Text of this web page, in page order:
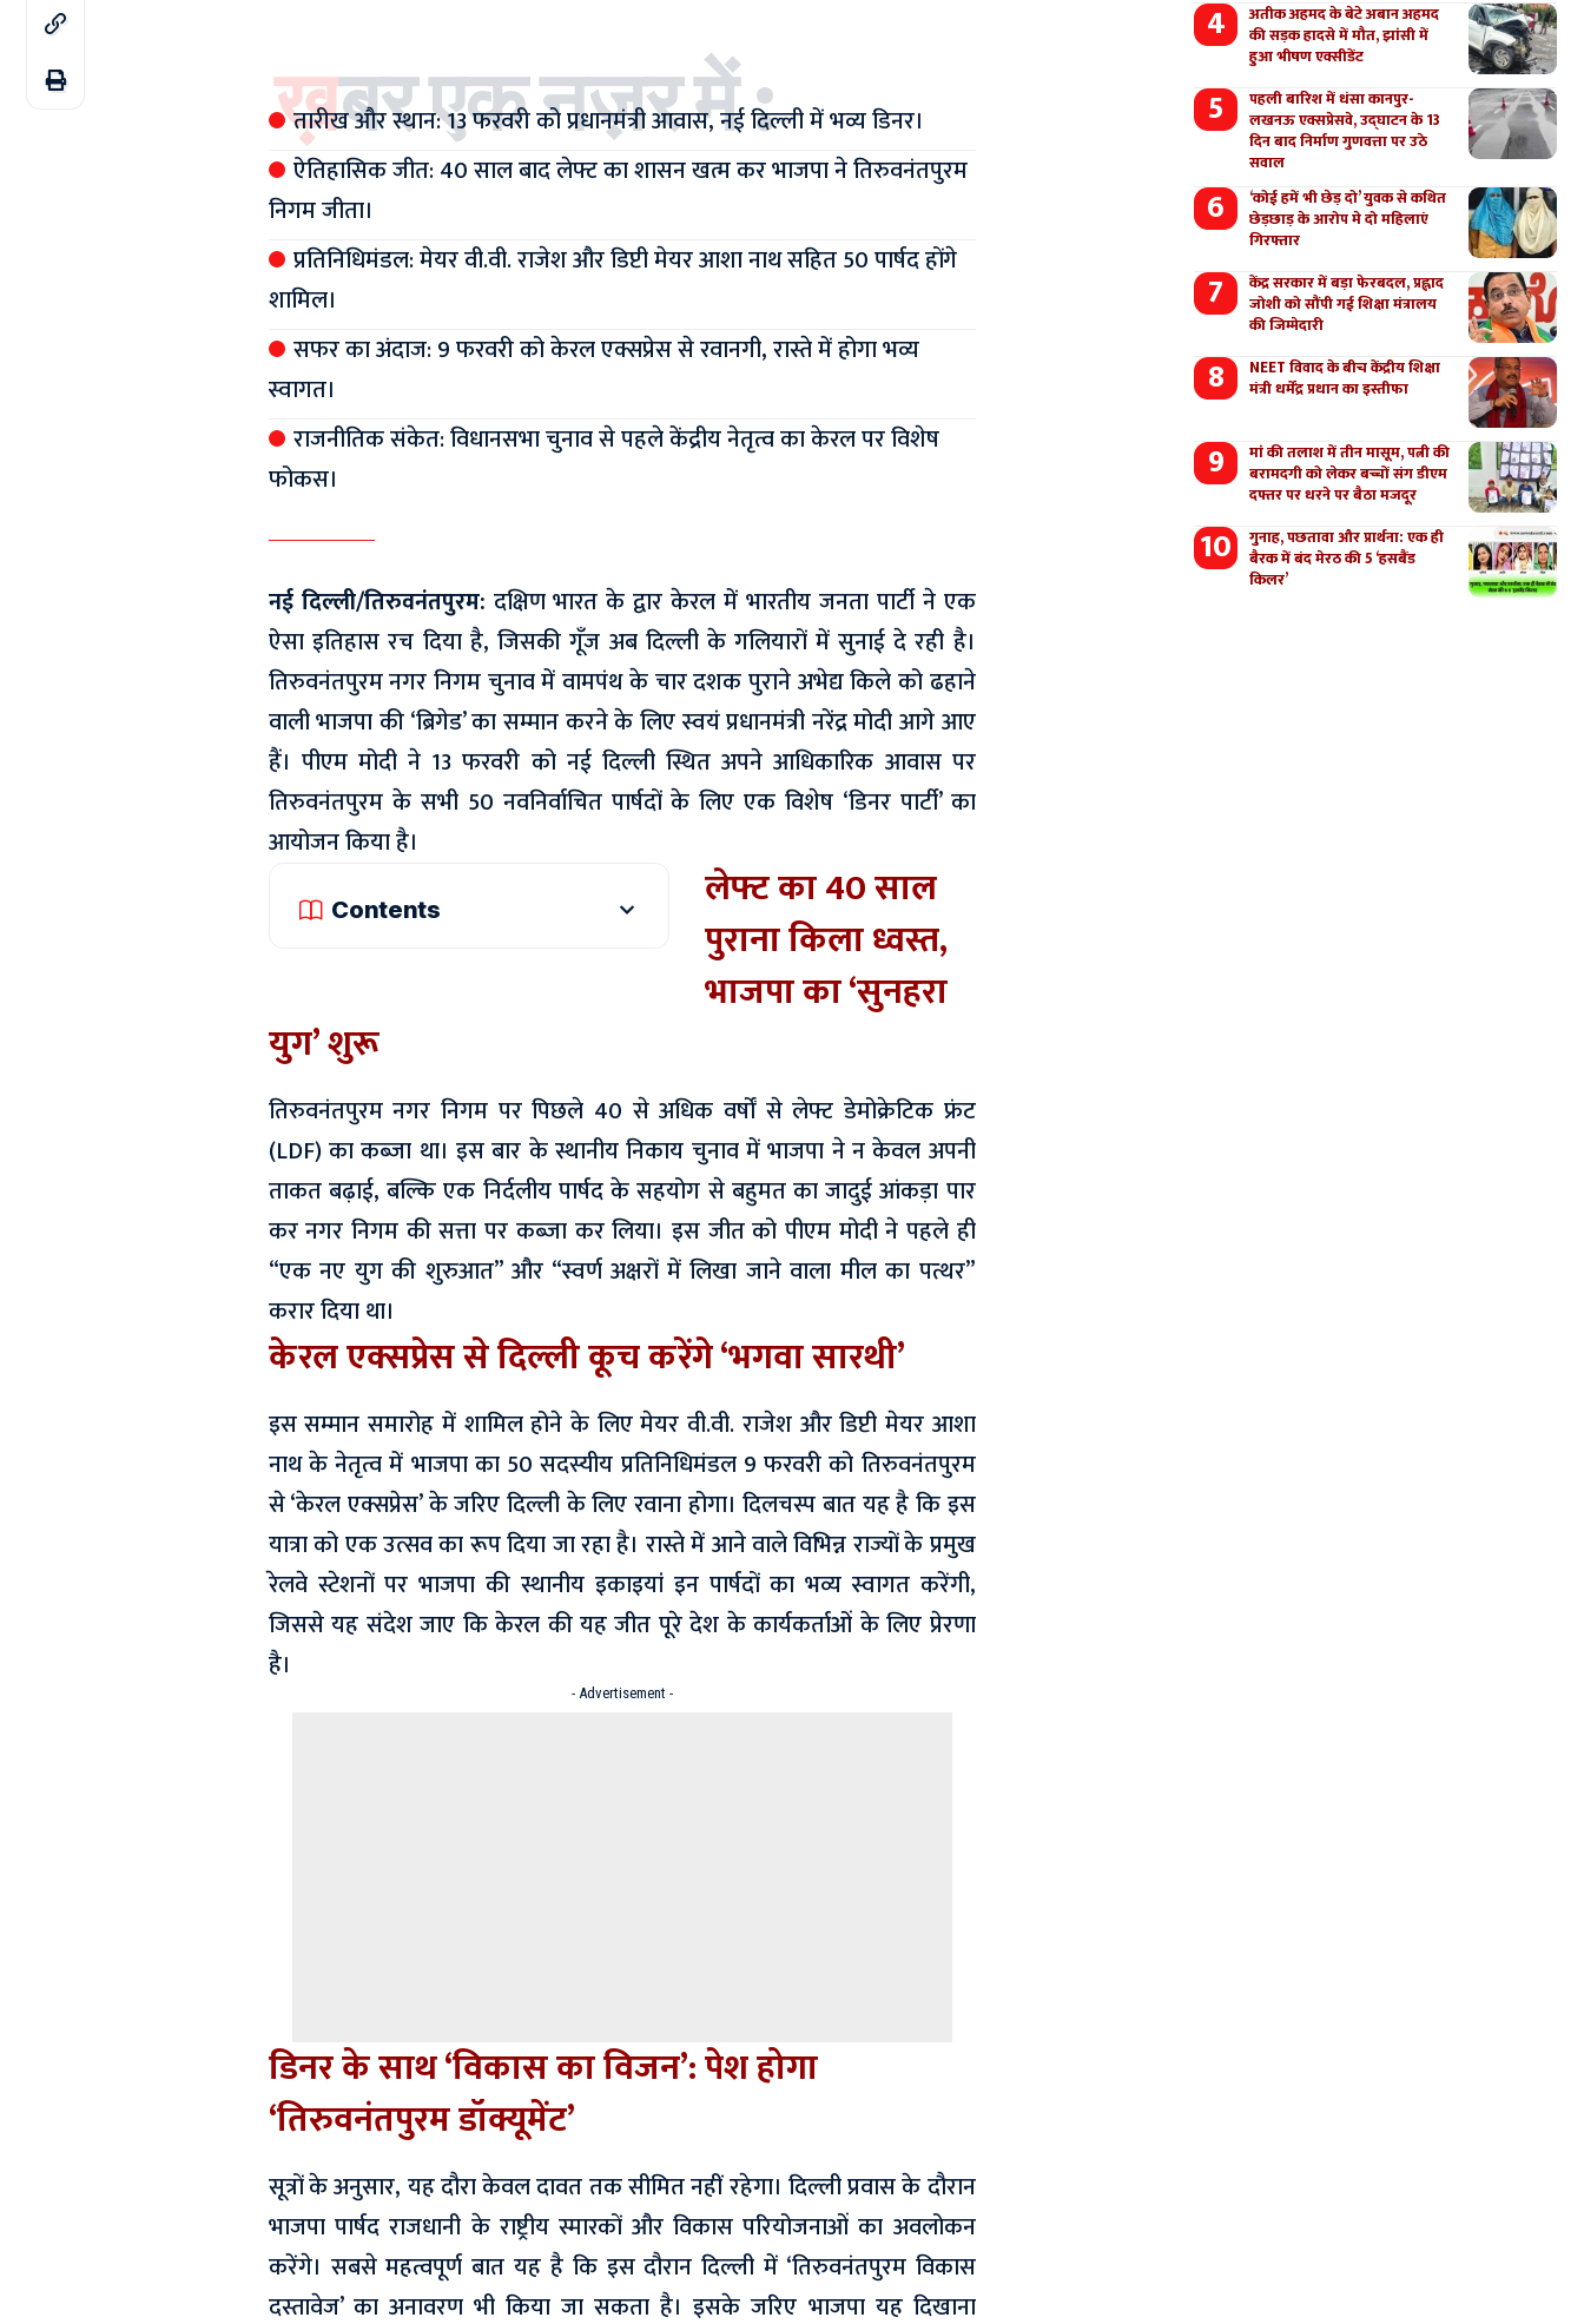
ख़बर एक नज़र में :
तारीख और स्थान: 13 फरवरी को प्रधानमंत्री आवास, नई दिल्ली में भव्य डिनर।
ऐतिहासिक जीत: 40 साल बाद लेफ्ट का शासन खत्म कर भाजपा ने तिरुवनंतपुरम
निगम जीता।
प्रतिनिधिमंडल: मेयर वी.वी. राजेश और डिप्टी मेयर आशा नाथ सहित 50 पार्षद होंगे
शामिल।
सफर का अंदाज: 9 फरवरी को केरल एक्सप्रेस से रवानगी, रास्ते में होगा भव्य
स्वागत।
राजनीतिक संकेत: विधानसभा चुनाव से पहले केंद्रीय नेतृत्व का केरल पर विशेष
फोकस।
नई दिल्ली/तिरुवनंतपुरम: दक्षिण भारत के द्वार केरल में भारतीय जनता पार्टी ने एक
ऐसा इतिहास रच दिया है, जिसकी गूँज अब दिल्ली के गलियारों में सुनाई दे रही है।
तिरुवनंतपुरम नगर निगम चुनाव में वामपंथ के चार दशक पुराने अभेद्य किले को ढहाने
वाली भाजपा की ‘ब्रिगेड’ का सम्मान करने के लिए स्वयं प्रधानमंत्री नरेंद्र मोदी आगे आए
हैं। पीएम मोदी ने 13 फरवरी को नई दिल्ली स्थित अपने आधिकारिक आवास पर
तिरुवनंतपुरम के सभी 50 नवनिर्वाचित पार्षदों के लिए एक विशेष ‘डिनर पार्टी’ का
आयोजन किया है।
Contents
लेफ्ट का 40 साल
पुराना किला ध्वस्त,
भाजपा का ‘सुनहरा
युग’ शुरू
तिरुवनंतपुरम नगर निगम पर पिछले 40 से अधिक वर्षों से लेफ्ट डेमोक्रेटिक फ्रंट
(LDF) का कब्जा था। इस बार के स्थानीय निकाय चुनाव में भाजपा ने न केवल अपनी
ताकत बढ़ाई, बल्कि एक निर्दलीय पार्षद के सहयोग से बहुमत का जादुई आंकड़ा पार
कर नगर निगम की सत्ता पर कब्जा कर लिया। इस जीत को पीएम मोदी ने पहले ही
“एक नए युग की शुरुआत” और “स्वर्ण अक्षरों में लिखा जाने वाला मील का पत्थर”
करार दिया था।
केरल एक्सप्रेस से दिल्ली कूच करेंगे ‘भगवा सारथी’
इस सम्मान समारोह में शामिल होने के लिए मेयर वी.वी. राजेश और डिप्टी मेयर आशा
नाथ के नेतृत्व में भाजपा का 50 सदस्यीय प्रतिनिधिमंडल 9 फरवरी को तिरुवनंतपुरम
से ‘केरल एक्सप्रेस’ के जरिए दिल्ली के लिए रवाना होगा। दिलचस्प बात यह है कि इस
यात्रा को एक उत्सव का रूप दिया जा रहा है। रास्ते में आने वाले विभिन्न राज्यों के प्रमुख
रेलवे स्टेशनों पर भाजपा की स्थानीय इकाइयां इन पार्षदों का भव्य स्वागत करेंगी,
जिससे यह संदेश जाए कि केरल की यह जीत पूरे देश के कार्यकर्ताओं के लिए प्रेरणा
है।
- Advertisement -
डिनर के साथ ‘विकास का विजन’: पेश होगा
‘तिरुवनंतपुरम डॉक्यूमेंट’
सूत्रों के अनुसार, यह दौरा केवल दावत तक सीमित नहीं रहेगा। दिल्ली प्रवास के दौरान
भाजपा पार्षद राजधानी के राष्ट्रीय स्मारकों और विकास परियोजनाओं का अवलोकन
करेंगे। सबसे महत्वपूर्ण बात यह है कि इस दौरान दिल्ली में ‘तिरुवनंतपुरम विकास
दस्तावेज’ का अनावरण भी किया जा सकता है। इसके जरिए भाजपा यह दिखाना
अतीक अहमद के बेटे अबान अहमद
की सड़क हादसे में मौत, झांसी में
हुआ भीषण एक्सीडेंट
पहली बारिश में धंसा कानपुर-
लखनऊ एक्सप्रेसवे, उद्घाटन के 13
दिन बाद निर्माण गुणवत्ता पर उठे
सवाल
‘कोई हमें भी छेड़ दो’ युवक से कथित
छेड़छाड़ के आरोप मे दो महिलाएं
गिरफ्तार
केंद्र सरकार में बड़ा फेरबदल, प्रह्लाद
जोशी को सौंपी गई शिक्षा मंत्रालय
की जिम्मेदारी
NEET विवाद के बीच केंद्रीय शिक्षा
मंत्री धर्मेंद्र प्रधान का इस्तीफा
मां की तलाश में तीन मासूम, पत्नी की
बरामदगी को लेकर बच्चों संग डीएम
दफ्तर पर धरने पर बैठा मजदूर
गुनाह, पछतावा और प्रार्थना: एक ही
बैरक में बंद मेरठ की 5 ‘हसबैंड
किलर’